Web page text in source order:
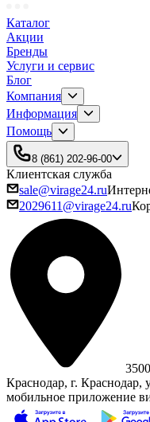
Каталог
Акции
Бренды
Услуги и сервис
Блог
Компания
Информация
Помощь
8 (861) 202-96-00
Клиентская служба
sale@virage24.ru
2029611@virage24.ru
Краснодар, г. Краснодар,
мобильное приложение